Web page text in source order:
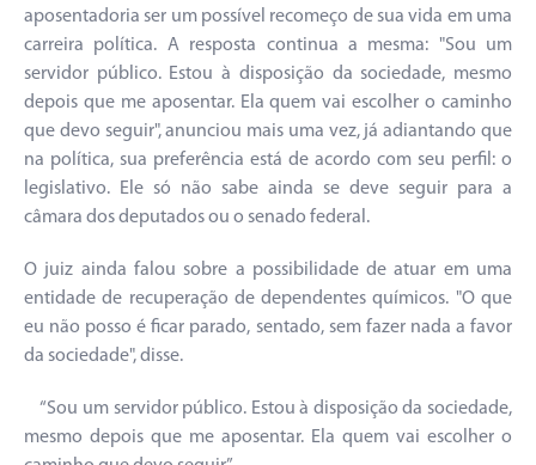
aposentadoria ser um possível recomeço de sua vida em uma
carreira política. A resposta continua a mesma: "Sou um
servidor público. Estou à disposição da sociedade, mesmo
depois que me aposentar. Ela quem vai escolher o caminho
que devo seguir", anunciou mais uma vez, já adiantando que
na política, sua preferência está de acordo com seu perfil: o
legislativo. Ele só não sabe ainda se deve seguir para a
câmara dos deputados ou o senado federal.
O juiz ainda falou sobre a possibilidade de atuar em uma
entidade de recuperação de dependentes químicos. "O que
eu não posso é ficar parado, sentado, sem fazer nada a favor
da sociedade", disse.
“Sou um servidor público. Estou à disposição da sociedade,
mesmo depois que me aposentar. Ela quem vai escolher o